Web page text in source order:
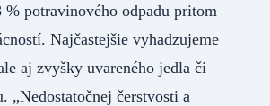
potravinového odpadu pritom
Najčastejšie vyhadzujeme
aj zvyšky uvareného jedla či
„Nedostatočnej čerstvosti a